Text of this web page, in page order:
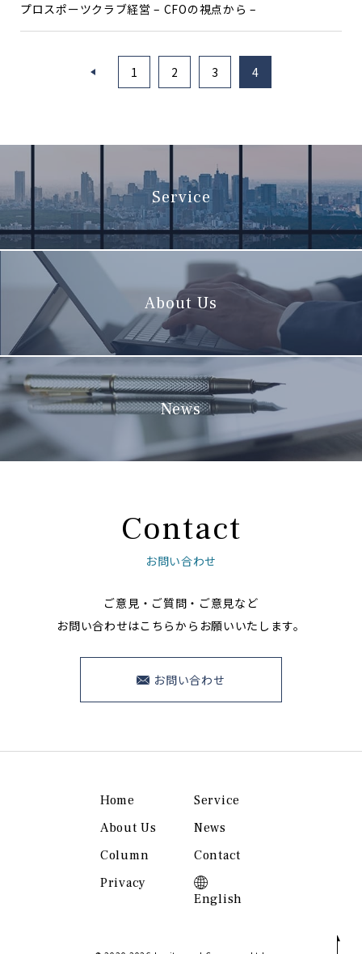
プロスポーツクラブ経営 – CFOの視点から –
1 2 3 4
Service
About Us
News
Contact
お問い合わせ
ご意見・ご質問・ご意見など
お問い合わせはこちらからお願いいたします。
お問い合わせ
Home
Service
About Us
News
Column
Contact
Privacy
English